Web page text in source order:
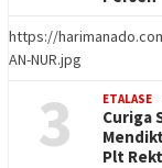
https://
AN-NUR.jpg
3 ETALASE
Curiga
Plt